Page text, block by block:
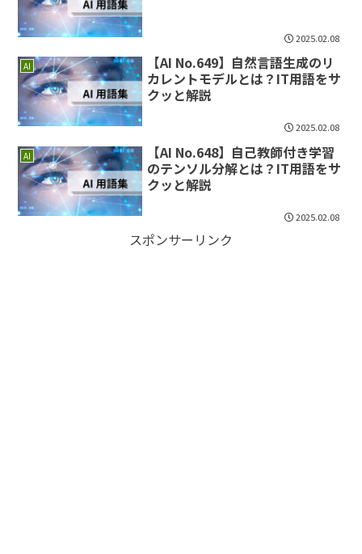
2025.02.08
AI
【AI No.649】自然言語生成のリ
カレントモデルとは？IT用語をサ
クッと解説
2025.02.08
AI
【AI No.648】自己教師付き学習
のテンソル分解とは？IT用語をサ
クッと解説
2025.02.08
スポンサーリンク